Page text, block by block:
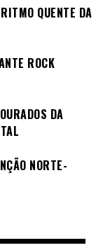
QUENTE DA
ROCK
DA
NORTE-